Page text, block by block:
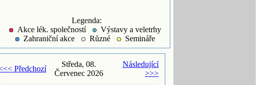
Legenda:
Akce lék. společností
Výstavy a veletrhy
Zahraniční akce
Různé Semináře
Předchozí
Středa, 08.
Červenec 2026
Následující
>>>